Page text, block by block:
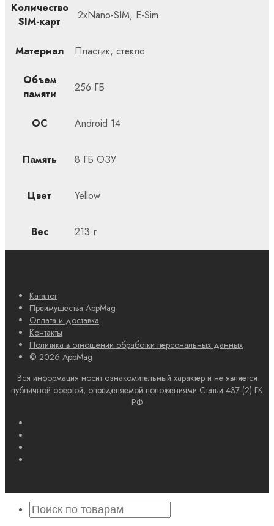
Количество
SIM-карт
2xNano-SIM, E-Sim
Материал Пластик, стекло
Объем
памяти
256 ГБ
ОС Android 14
Память 8 ГБ ОЗУ
Цвет Yellow
Вес 213 г
Каталог
Преимущества AppMag
Оплата и доставка
Контакты
Политика в отношении обработки персональных данных
© 2026 AppMag
Вся информация носит ознакомительный характер и не является
публичной офертой, определяемой положениями Статьи 437 (2) ГК
РФ